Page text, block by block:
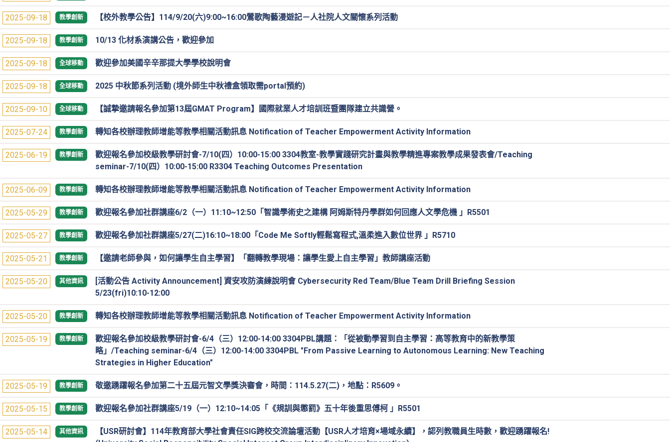
2025-09-18 教學創新 【校外教學公告】114/9/20(六)9:00~16:00鶯歌陶藝漫遊記－人社院人文關懷系列活動
2025-09-18 教學創新 10/13 化材系演講公告，歡迎參加
2025-09-18 全球移動 歡迎參加美國辛辛那提大學學校說明會
2025-09-18 全球移動 2025 中秋節系列活動 (境外師生中秋禮盒領取需portal預約)
2025-09-10 全球移動 【誠摯邀請報名參加第13屆GMAT Program】國際就業人才培訓班暨團隊建立共識營。
2025-07-24 教學創新 轉知各校辦理教師增能等教學相關活動訊息 Notification of Teacher Empowerment Activity Information
2025-06-19 教學創新
歡迎報名參加校級教學研討會-7/10(四）10:00-15:00 3304教室-教學實踐研究計畫與教學精進專案教學成果發表會/Teaching
seminar-7/10(四）10:00-15:00 R3304 Teaching Outcomes Presentation
2025-06-09 教學創新 轉知各校辦理教師增能等教學相關活動訊息 Notification of Teacher Empowerment Activity Information
2025-05-29 教學創新 歡迎報名參加社群講座6/2（一）11:10~12:50「智識學術史之建構 阿姆斯特丹學群如何回應人文學危機 」R5501
2025-05-27 教學創新 歡迎報名參加社群講座5/27(二)16:10~18:00「Code Me Softly輕鬆寫程式,溫柔進入數位世界 」R5710
2025-05-21 教學創新 【邀請老師參與，如何讓學生自主學習】「翻轉教學現場：讓學生愛上自主學習」教師講座活動
2025-05-20 其他資訊
[活動公告 Activity Announcement] 資安攻防演練說明會 Cybersecurity Red Team/Blue Team Drill Briefing Session
5/23(fri)10:10-12:00
2025-05-20 教學創新 轉知各校辦理教師增能等教學相關活動訊息 Notification of Teacher Empowerment Activity Information
2025-05-19 教學創新
歡迎報名參加校級教學研討會-6/4（三）12:00-14:00 3304PBL講題：「從被動學習到自主學習：高等教育中的新教學策
略」/Teaching seminar-6/4（三）12:00-14:00 3304PBL "From Passive Learning to Autonomous Learning: New Teaching
Strategies in Higher Education"
2025-05-19 教學創新 敬邀踴躍報名參加第二十五屆元智文學獎決審會，時間：114.5.27(二)，地點：R5609。
2025-05-15 教學創新 歡迎報名參加社群講座5/19（一）12:10~14:05「《規訓與懲罰》五十年後重思傅柯 」R5501
2025-05-14 其他資訊
【USR研討會】114年教育部大學社會責任SIG跨校交流論壇活動【USR人才培育×場域永續】，認列教職員生時數，歡迎踴躍報名!